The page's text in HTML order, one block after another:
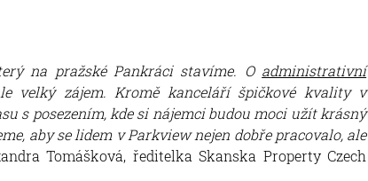
na pražské Pankráci stavíme. O administrativní
velký zájem. Kromě kanceláří špičkové kvality v
s posezením, kde si nájemci budou moci užít krásný
aby se lidem v Parkview nejen dobře pracovalo, ale
Tomášková, ředitelka Skanska Property Czech